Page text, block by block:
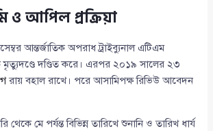
ও আপিল প্রক্রিয়া
আন্তর্জাতিক অপরাধ ট্রাইব্যুনাল এটিএম
দণ্ডিত করে। এরপর ২০১৯ সালের ২৩
রায় বহাল রাখে। পরে আসামিপক্ষ রিভিউ আবেদন
মে পর্যন্ত বিভিন্ন তারিখে শুনানি ও তারিখ ধার্য